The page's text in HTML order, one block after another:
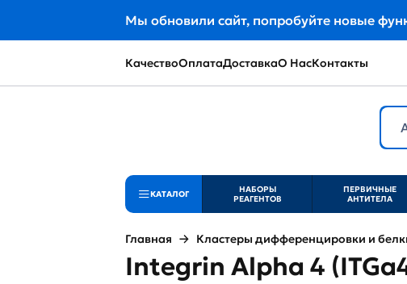
Мы обновили сайт, попробуйте новые
КачествоОплатаДоставкаО НасКонтакты
КАТАЛОГ
НАБОРЫ
РЕАГЕНТОВ
ПЕРВИЧНЫЕ
АНТИТЕЛА
Главная Кластеры дифференцировки и
Integrin Alpha 4